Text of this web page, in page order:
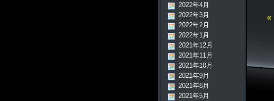
«
2022年4月
2022年3月
2022年2月
2022年1月
2021年12月
2021年11月
2021年10月
2021年9月
2021年8月
2021年5月